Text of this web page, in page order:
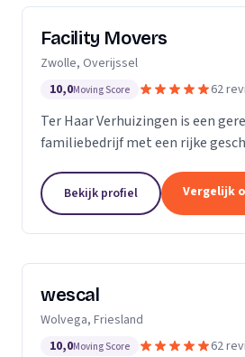
Facility Movers
Zwolle, Overijssel
10,0Moving Score 62
Ter Haar Verhuizingen is een
familiebedrijf met een rijke
gespecialiseerd in het bieden van
zorgeloze verhuisdiensten...
Bekijk profiel Vergelijk
wescal
Wolvega, Friesland
10,0Moving Score 62